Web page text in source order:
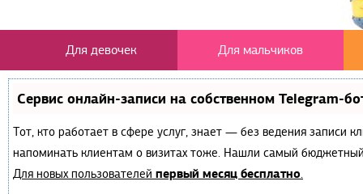
Для девочек Для мальчиков
Сервис онлайн-записи на собственном Telegram-
Тот, кто работает в сфере услуг, знает — без ведения записи
напоминать клиентам о визитах тоже. Нашли самый
Для новых пользователей первый месяц бесплатно.